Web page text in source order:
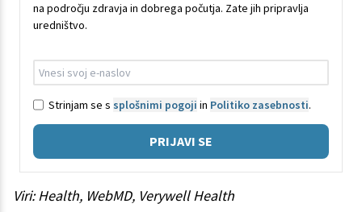
na področju zdravja in dobrega počutja. Zate jih pripravlja
uredništvo.
Strinjam se s splošnimi pogoji in Politiko zasebnosti.
PRIJAVI SE
Viri: Health, WebMD, Verywell Health